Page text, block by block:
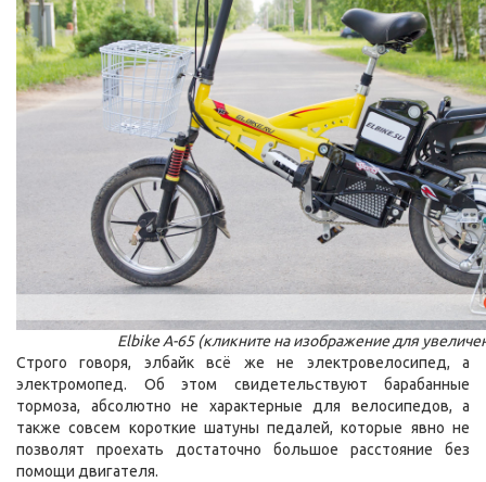
Elbike A-65 (кликните на изображение для
Строго говоря, элбайк всё же не электровелосипед, а
электромопед. Об этом свидетельствуют барабанные
тормоза, абсолютно не характерные для велосипедов, а
также совсем короткие шатуны педалей, которые явно не
позволят проехать достаточно большое расстояние без
помощи двигателя.